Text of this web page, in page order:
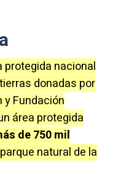
protegida nacional
donadas por
y Fundación
área protegida
de 750 mil
natural de la